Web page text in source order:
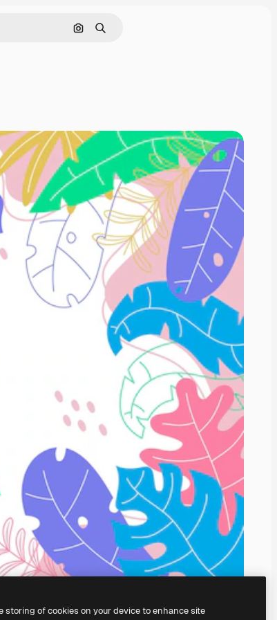
Cerca per immagine
Ricerca
storing of cookies on your device to enhance site